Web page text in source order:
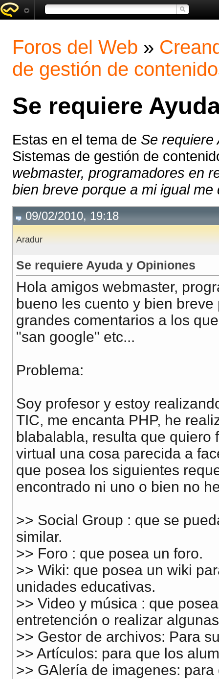
Foros del Web »
de gestión de
Se requiere
Estas en el tema de Se requiere
Sistemas de gestión de
webmaster, programadores en
bien breve porque a mi igual
09/02/2010, 19:18
Aradur
Se requiere Ayuda y Opiniones
Hola amigos webmaster,
bueno les cuento y bien
grandes comentarios a los
"san google" etc...
Problema:
Soy profesor y estoy
TIC, me encanta PHP, he
blabalabla, resulta que
virtual una cosa parecida a
que posea los siguientes
encontrado ni uno o bien no
>> Social Group : que se
similar.
>> Foro : que posea un foro.
>> Wiki: que posea un wiki
unidades educativas.
>> Video y música : que
entretención o realizar
>> Gestor de archivos: Para
>> Artículos: para que los
>> GAlería de imagenes: